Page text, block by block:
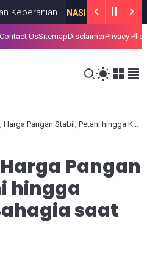
NASIONALAUGUST 08, 2026
UsSitemapDisclaimerPrivacy Plice
Stabil, Petani hingga Konsumen Bahagia saat Lebaran
Pangan
hingga
saat